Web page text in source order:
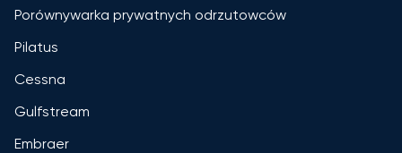
Porównywarka prywatnych odrzutowców
Pilatus
Cessna
Gulfstream
Embraer